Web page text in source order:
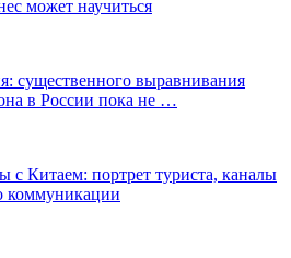
может научиться
существенного выравнивания
в России пока не …
с Китаем: портрет туриста, каналы
коммуникации